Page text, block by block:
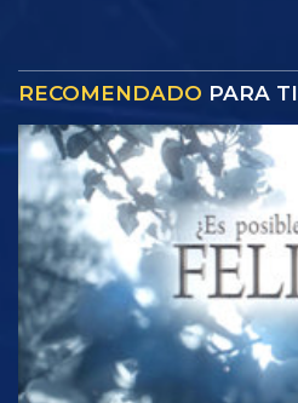
RECOMENDADO PARA TI